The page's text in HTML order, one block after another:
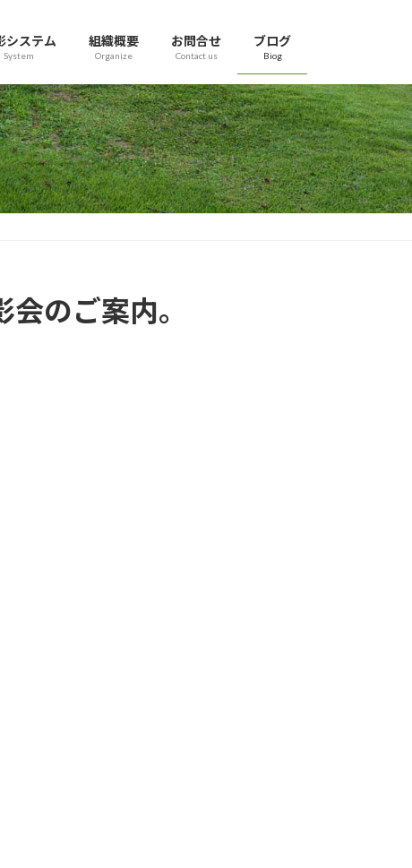
システム
System
組織概要
Organize
お問合せ
Contact us
ブログ
Biog
のご案内。